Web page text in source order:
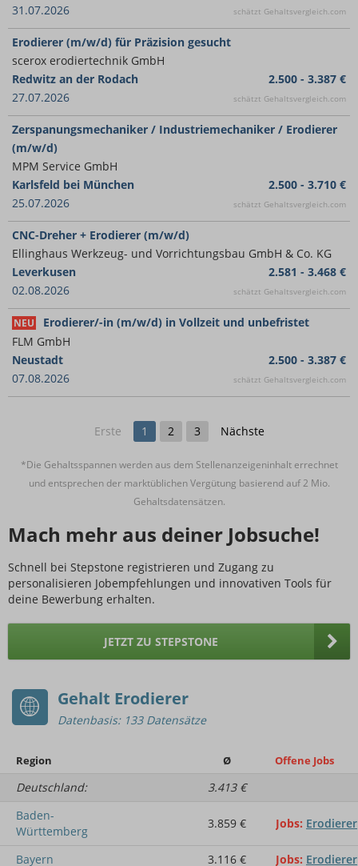
31.07.2026
schätzt Gehaltsvergleich.com
Erodierer (m/w/d) für Präzision gesucht
scerox erodiertechnik GmbH
Redwitz an der Rodach
27.07.2026
2.500 - 3.387 €
schätzt Gehaltsvergleich.com
Zerspanungsmechaniker / Industriemechaniker / Erodierer
(m/w/d)
MPM Service GmbH
Karlsfeld bei München
25.07.2026
2.500 - 3.710 €
schätzt Gehaltsvergleich.com
CNC-Dreher + Erodierer (m/w/d)
Ellinghaus Werkzeug- und Vorrichtungsbau GmbH & Co. KG
Leverkusen
02.08.2026
2.581 - 3.468 €
schätzt Gehaltsvergleich.com
NEU
Erodierer/-in (m/w/d) in Vollzeit und unbefristet
FLM GmbH
Neustadt
07.08.2026
2.500 - 3.387 €
schätzt Gehaltsvergleich.com
Erste 1 2 3 Nächste
*Die Gehaltsspannen werden aus dem Stellenanzeigeninhalt errechnet
und entsprechen der marktüblichen Vergütung basierend auf 2 Mio.
Gehaltsdatensätzen.
Mach mehr aus deiner Jobsuche!
Schnell bei Stepstone registrieren und Zugang zu
personalisieren Jobempfehlungen und innovativen Tools für
deine Bewerbung erhalten.
JETZT ZU STEPSTONE
Gehalt Erodierer
Datenbasis: 133 Datensätze
Region Ø Offene Jobs
Deutschland:
3.413 €
Baden-
Württemberg
3.859 € Jobs Erodierer
Bayern 3.116 € Jobs Erodierer